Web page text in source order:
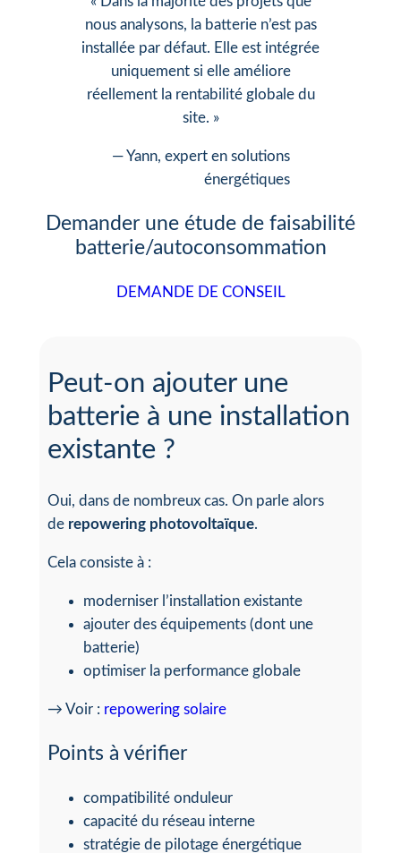
nous analysons, la batterie n’est pas
installée par défaut. Elle est intégrée
uniquement si elle améliore
réellement la rentabilité globale du
site. »
— Yann, expert en solutions
énergétiques
Demander une étude de faisabilité
batterie/autoconsommation
DEMANDE DE CONSEIL
Peut-on ajouter une
batterie à une installation
existante ?
Oui, dans de nombreux cas. On parle alors
de repowering photovoltaïque.
Cela consiste à :
moderniser l’installation existante
ajouter des équipements (dont une
batterie)
optimiser la performance globale
→ Voir : repowering solaire
Points à vérifier
compatibilité onduleur
capacité du réseau interne
stratégie de pilotage énergétique